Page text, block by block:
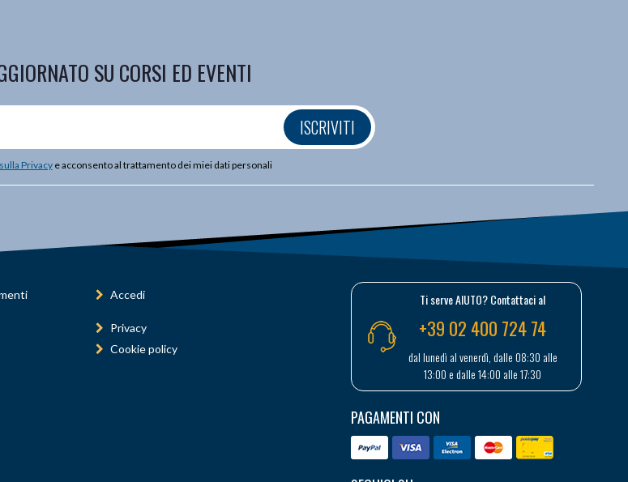
SU CORSI ED EVENTI
ISCRIVITI
Privacye acconsento al trattamento dei miei dati personali
Accedi
Privacy
Cookie policy
Ti serve AIUTO? Contattaci al
+39 02 400 724 74
dal lunedì al venerdì, dalle 08:30 alle
13:00 e dalle 14:00 alle 17:30
PAGAMENTI CON